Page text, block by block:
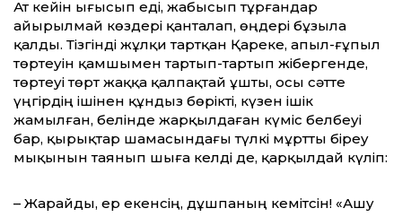
Ат кейін ығысып еді, жабысып тұрғандар
айырылмай көздері қанталап, өңдері бұзыла
қалды. Тізгінді жұлқи тартқан Қареке, апыл-ғұпыл
төртеуін қамшымен тартып-тартып жібергенде,
төртеуі төрт жаққа қалпақтай ұшты, осы сәтте
үңгірдің ішінен құндыз бөрікті, күзен ішік
жамылған, белінде жарқылдаған күміс белбеуі
бар, қырықтар шамасындағы түлкі мұртты біреу
мықынын таянып шыға келді де, қарқылдай күліп:
– Жарайды, ер екенсің, дұшпаның кеміт­сін! «Ашу